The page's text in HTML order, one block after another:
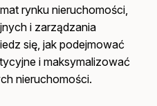
rynku nieruchomości,
i zarządzania
się, jak podejmować
i maksymalizować
nieruchomości.